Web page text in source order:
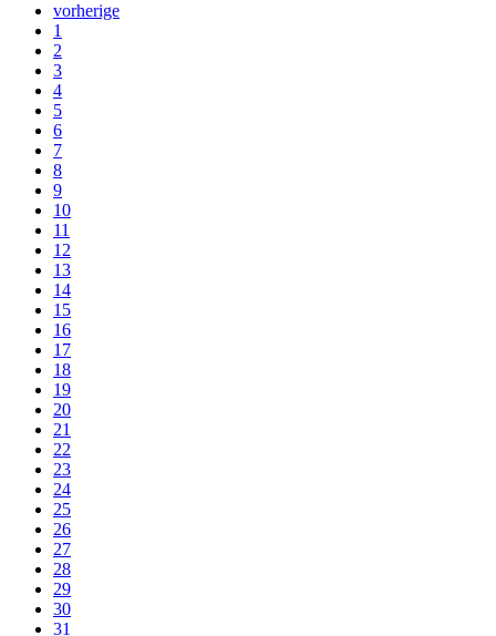
vorherige
1
2
3
4
5
6
7
8
9
10
11
12
13
14
15
16
17
18
19
20
21
22
23
24
25
26
27
28
29
30
31